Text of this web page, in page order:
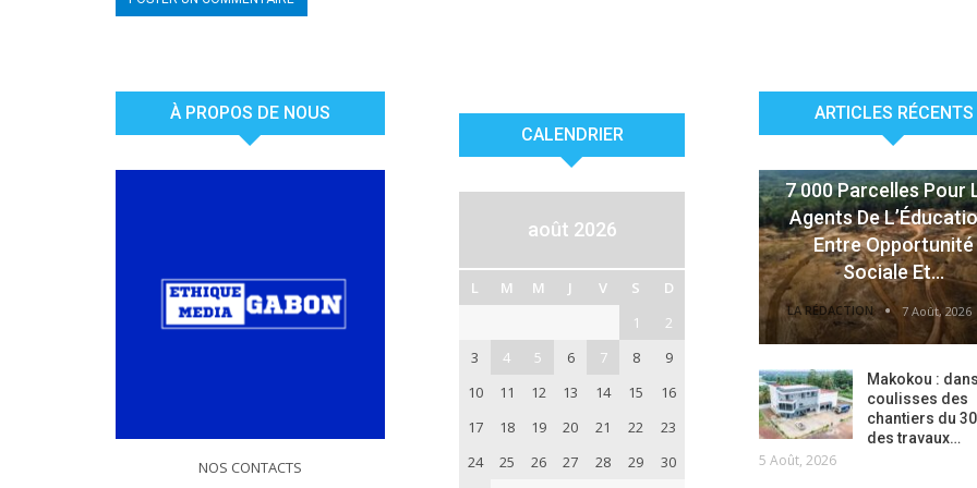
À PROPOS DE NOUS
NOS CONTACTS
CALENDRIER
août 2026
L M M J V S
D
1
2
3
4 5 6 7 8
9
10
11 12 13 14 15
16
17
18 19 20 21 22
23
24
25 26 27 28 29
30
ARTICLES RÉCENTS
ACTUALITÉS
7 000 Parcelles Pour
Agents De
Entre Opportunité
Sociale Et…
LA RÉDACTION 7 Août, 2026
Makokou :
coulisses des
chantiers du
des travaux…
5 Août, 2026